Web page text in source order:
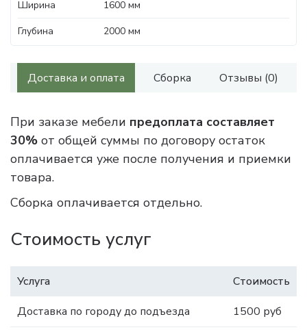
Ширина
1600 мм
Глубина
2000 мм
Доставка и оплата Сборка Отзывы (0)
При заказе мебели предоплата составляет
30% от общей суммы по договору остаток
оплачивается уже после получения и приемки
товара.
Сборка оплачивается отдельно.
Стоимость услуг
Услуга
Стоимость
Доставка по городу до подъезда
1500 руб